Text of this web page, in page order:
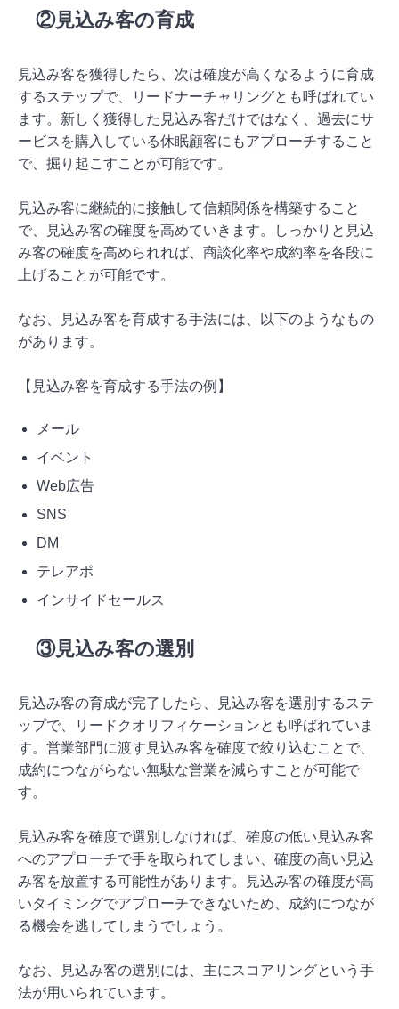
②見込み客の育成
見込み客を獲得したら、次は確度が高くなるように育成
するステップで、リードナーチャリングとも呼ばれてい
ます。新しく獲得した見込み客だけではなく、過去にサ
ービスを購入している休眠顧客にもアプローチすること
で、掘り起こすことが可能です。
見込み客に継続的に接触して信頼関係を構築すること
で、見込み客の確度を高めていきます。しっかりと見込
み客の確度を高められれば、商談化率や成約率を各段に
上げることが可能です。
なお、見込み客を育成する手法には、以下のようなもの
があります。
【見込み客を育成する手法の例】
メール
イベント
Web広告
SNS
DM
テレアポ
インサイドセールス
③見込み客の選別
見込み客の育成が完了したら、見込み客を選別するステ
ップで、リードクオリフィケーションとも呼ばれていま
す。営業部門に渡す見込み客を確度で絞り込むことで、
成約につながらない無駄な営業を減らすことが可能で
す。
見込み客を確度で選別しなければ、確度の低い見込み客
へのアプローチで手を取られてしまい、確度の高い見込
み客を放置する可能性があります。見込み客の確度が高
いタイミングでアプローチできないため、成約につなが
る機会を逃してしまうでしょう。
なお、見込み客の選別には、主にスコアリングという手
法が用いられています。